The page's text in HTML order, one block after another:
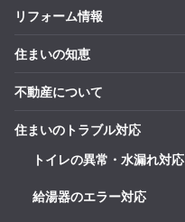
リフォーム情報
住まいの知恵
不動産について
住まいのトラブル対応
トイレの異常・水漏れ対応
給湯器のエラー対応